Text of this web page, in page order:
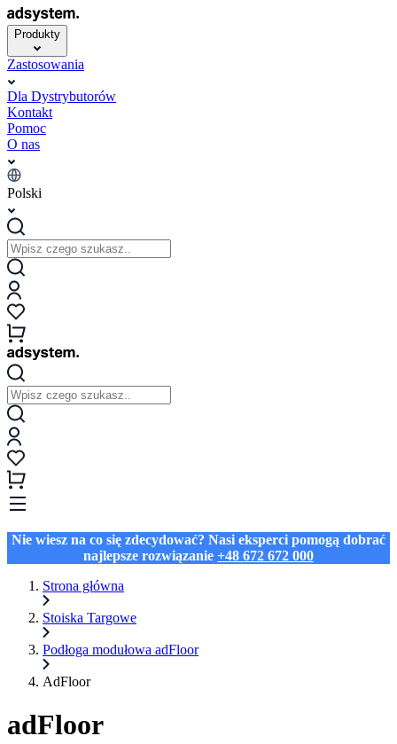
Produkty
Zastosowania
Dla Dystrybutorów
Kontakt
Pomoc
O nas
Polski
Nie wiesz na co się zdecydować? Nasi eksperci pomogą dobrać
najlepsze rozwiązanie +48 672 672 000
Strona główna
Stoiska Targowe
Podłoga modułowa adFloor
AdFloor
adFloor